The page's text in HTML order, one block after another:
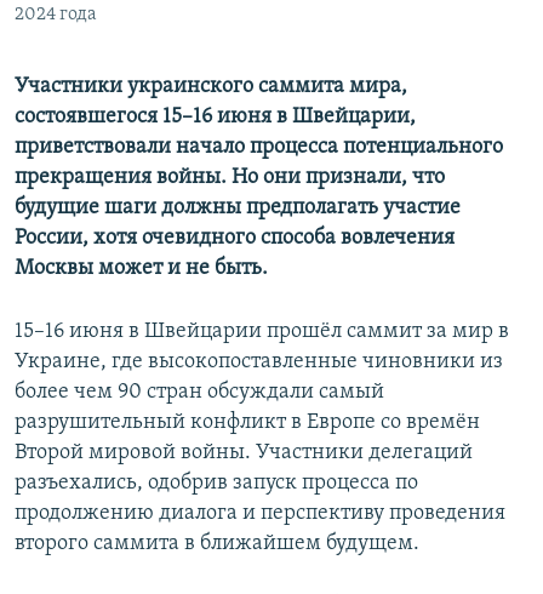
2024 года
Участники украинского саммита мира,
состоявшегося 15–16 июня в Швейцарии,
приветствовали начало процесса потенциального
прекращения войны. Но они признали, что
будущие шаги должны предполагать участие
России, хотя очевидного способа вовлечения
Москвы может и не быть.
15–16 июня в Швейцарии прошёл саммит за мир в
Украине, где высокопоставленные чиновники из
более чем 90 стран обсуждали самый
разрушительный конфликт в Европе со времён
Второй мировой войны. Участники делегаций
разъехались, одобрив запуск процесса по
продолжению диалога и перспективу проведения
второго саммита в ближайшем будущем.